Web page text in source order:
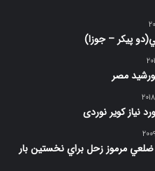
پیکر – جوزا)
مصر
نیاز کویر نوردی
تصوير 6 ضلعي مرموز زحل براي نخستين بار